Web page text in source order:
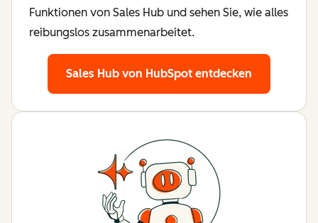
Funktionen von Sales Hub und sehen Sie, wie alles
reibungslos zusammenarbeitet.
Sales Hub von HubSpot entdecken